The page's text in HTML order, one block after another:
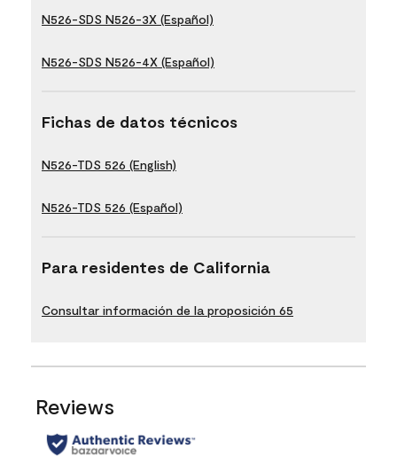
N526-SDS N526-3X (Español)
N526-SDS N526-4X (Español)
Fichas de datos técnicos
N526-TDS 526 (English)
N526-TDS 526 (Español)
Para residentes de California
Consultar información de la proposición 65
Reviews